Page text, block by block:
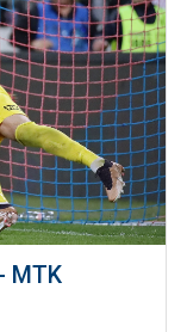
MTK